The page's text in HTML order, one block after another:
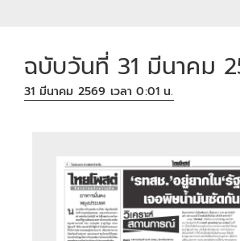
ฉบับวันที่ 31 มีนาคม
31 มีนาคม 2569 เวลา 0:01 น.